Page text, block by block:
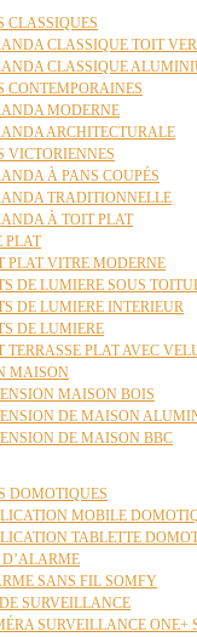
CLASSIQUES
CLASSIQUE TOIT
CLASSIQUE
CONTEMPORAINES
MODERNE
ARCHITECTURALE
VICTORIENNES
À PANS COUPÉS
TRADITIONNELLE
À TOIT PLAT
PLAT
PLAT VITRE MODERNE
DE LUMIERE SOUS
DE LUMIERE INTERIEUR
DE LUMIERE
TERRASSE PLAT AVEC
MAISON
MAISON BOIS
DE MAISON
DE MAISON BBC
DOMOTIQUES
MOBILE
TABLETTE
D’ALARME
SANS FIL SOMFY
SURVEILLANCE
SURVEILLANCE ONE+